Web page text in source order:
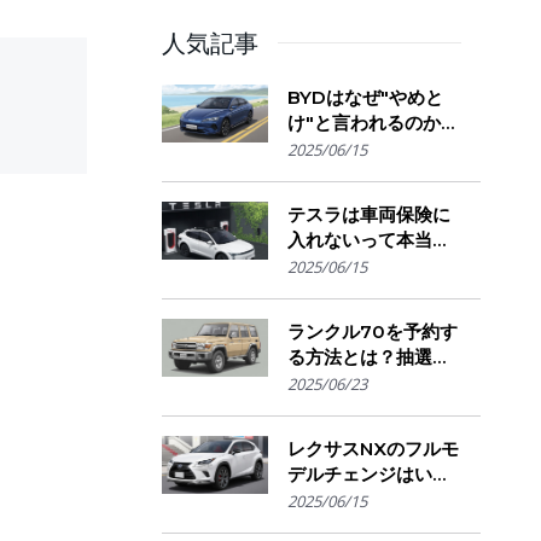
人気記事
BYDはなぜ"やめと
け"と言われるのか？
購入を迷う人が気に
解説
2025/06/15
テスラは車両保険に
入れないって本当？
保険会社の対応とオ
2025/06/15
ランクル70を予約す
る方法とは？抽選方
式・販売店選び・購
2025/06/23
レクサスNXのフルモ
デルチェンジはい
つ？発売時期・デザ
2025/06/15